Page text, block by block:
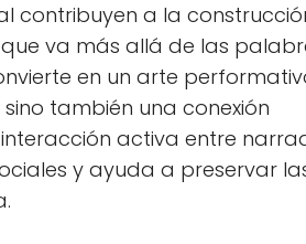
contribuyen a la
va más allá de las
en un arte
también una conexión
activa entre
y ayuda a preservar